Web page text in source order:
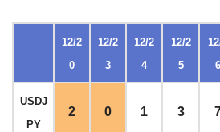
12/2
0
12/2
3
12/2
4
12/2
5
6
USDJ
PY
2 0 1 3